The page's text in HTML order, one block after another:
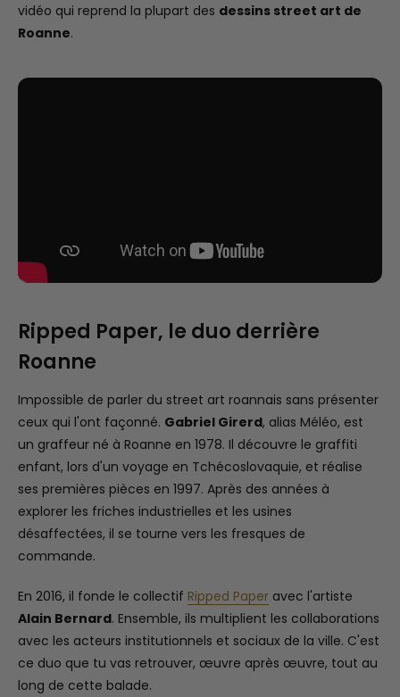
vidéo qui reprend la plupart des dessins street art de
Roanne.
Ripped Paper, le duo derrière
Roanne
Impossible de parler du street art roannais sans présenter
ceux qui l'ont façonné. Gabriel Girerd, alias Méléo, est
un graffeur né à Roanne en 1978. Il découvre le graffiti
enfant, lors d'un voyage en Tchécoslovaquie, et réalise
ses premières pièces en 1997. Après des années à
explorer les friches industrielles et les usines
désaffectées, il se tourne vers les fresques de
commande.
En 2016, il fonde le collectif Ripped Paper avec l'artiste
Alain Bernard. Ensemble, ils multiplient les collaborations
avec les acteurs institutionnels et sociaux de la ville. C'est
ce duo que tu vas retrouver, œuvre après œuvre, tout au
long de cette balade.